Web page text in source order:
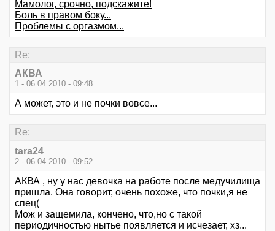
Мамолог, срочно, подскажите!
Боль в правом боку...
Проблемы с оргазмом...
Re:
АКВА
1 - 06.04.2010 - 09:48
А может, это и не почки вовсе...
Re:
tara24
2 - 06.04.2010 - 09:52
АКВА , ну у нас девочка на работе после медучилища
пришла. Она говорит, очень похоже, что почки,я не
спец(
Мож и защемила, кончено, что,но с такой
периодичностью нытье появляется и исчезает, хз...